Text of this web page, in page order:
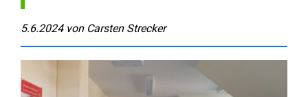
5.6.2024 von Carsten Strecker